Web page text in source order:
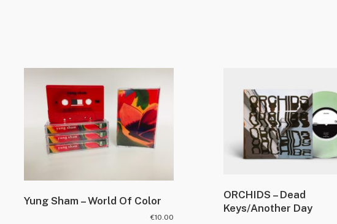
Yung Sham – World Of Color
€10.00
ORCHIDS – Dead
Keys/Another Day